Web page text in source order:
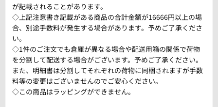
が記載されることがあります。
◇上記注意書き記載がある商品の合計金額が16666円以上の場
合、別途手数料が発生する場合があります。予めご了承くださ
い。
◇1件のご注文でも倉庫が異なる場合や配送用箱の関係で荷物
を分割して配送する場合がございます。予めご了承ください。
また、明細書は分割してそれぞれの荷物に同梱されますが手数
料等の変更はございませんのでご安心ください。
◇この商品はラッピングができません。